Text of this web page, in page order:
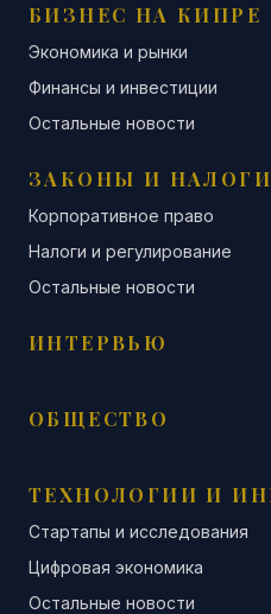
БИЗНЕС НА КИПРЕ
Экономика и рынки
Финансы и инвестиции
Остальные новости
ЗАКОНЫ И НАЛОГИ
Корпоративное право
Налоги и регулирование
Остальные новости
ИНТЕРВЬЮ
ОБЩЕСТВО
ТЕХНОЛОГИИ И
Стартапы и исследования
Цифровая экономика
Остальные новости